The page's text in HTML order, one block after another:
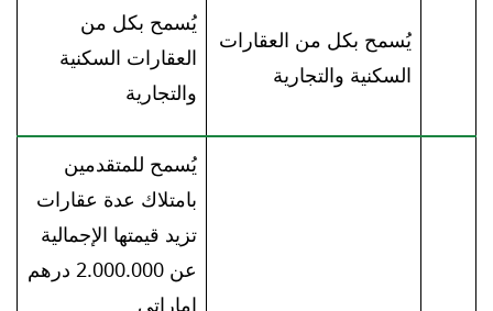
يُسمح بكل من العقارات
السكنية والتجارية
يُسمح بكل من
العقارات السكنية
والتجارية
يُسمح للمتقدمين
بامتلاك عدة عقارات
تزيد قيمتها الإجمالية
عن 2.000.000 درهم
إماراتي